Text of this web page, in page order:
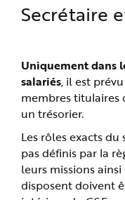
Secrétaire
Uniquement dans
salariés, il est
membres titulaires
un trésorier.
Les rôles exacts
pas définis par la
leurs missions
disposent doivent